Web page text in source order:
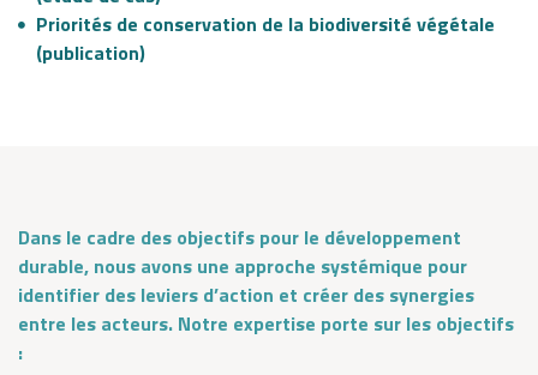
Priorités de conservation de la biodiversité végétale
(publication)
Dans le cadre des objectifs pour le développement
durable, nous avons une approche systémique pour
identifier des leviers d’action et créer des synergies
entre les acteurs. Notre expertise porte sur les objectifs
: